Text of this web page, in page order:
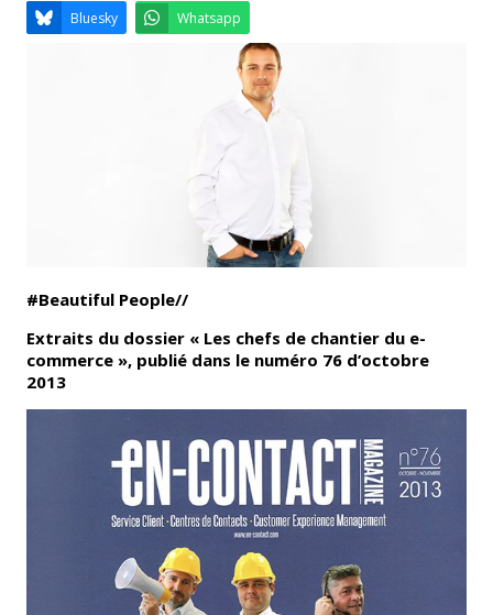
Facebook
Whatsapp
#Beautiful People//
Extraits du dossier « Les chefs de chantier du e-
commerce », publié dans le numéro 76 d’octobre
2013